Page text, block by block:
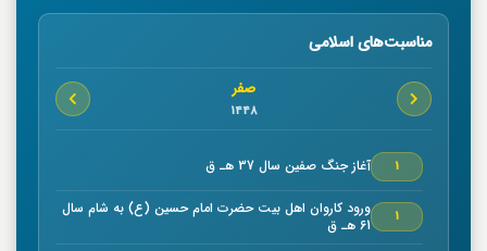
مناسبت‌های اسلامی
صفر
1448
1 آغاز جنگ صفين سال 37 هـ ق
1
ورود كاروان اهل بيت حضرت امام حسين (ع) به شام سال
61 هـ ق